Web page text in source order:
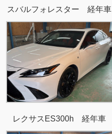
スバルフォレスター 経年車
レクサスES300h 経年車